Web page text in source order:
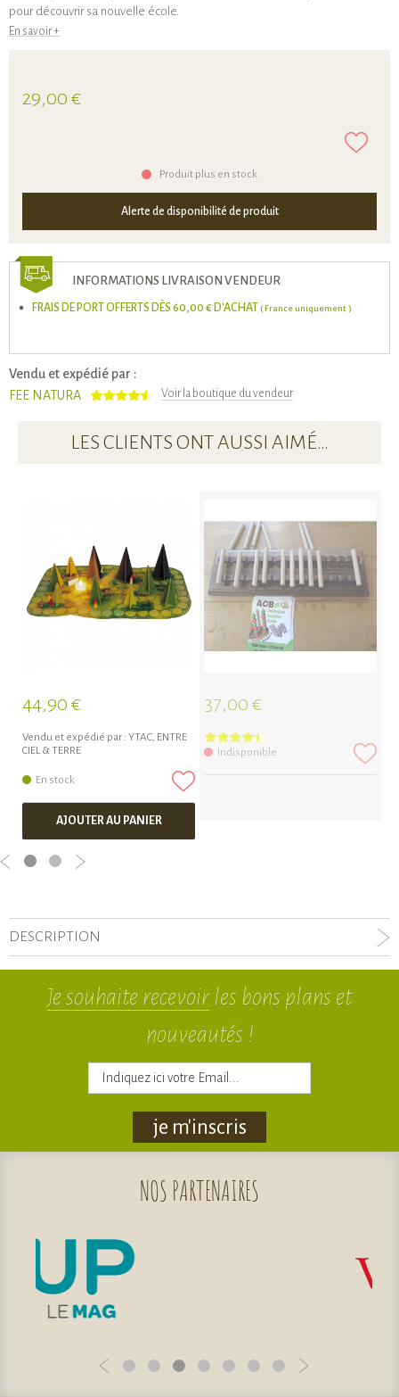
pour découvrir sa nouvelle école.
En savoir +
29,00 €
Produit plus en stock
Alerte de disponibilité de produit
INFORMATIONS LIVRAISON VENDEUR
FRAIS DE PORT OFFERTS DÈS 60,00 € D'ACHAT ( France uniquement )
Vendu et expédié par :
FEE NATURA
Voir la boutique du vendeur
LES CLIENTS ONT AUSSI AIMÉ…
44,90 €
Vendu et expédié par : YTAC, ENTRE
CIEL & TERRE
En stock
AJOUTER AU PANIER
37,00 €
Indisponible
DESCRIPTION
Je souhaite recevoirles bons plans et
nouveautés !
je m'inscris
NOS PARTENAIRES